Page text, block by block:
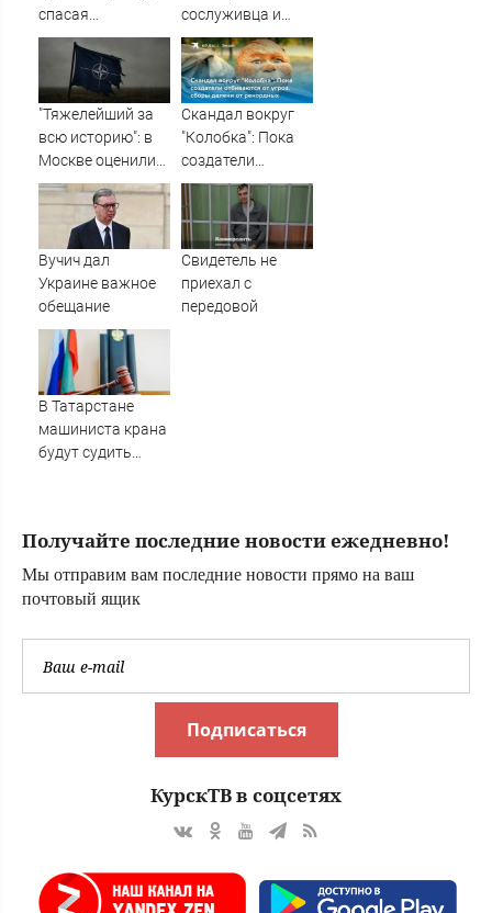
спасая
маленькую дочку
09/08/2026 –
Новости
сослуживца и
получил ранение
в зоне СВО
"Тяжелейший за
всю историю": в
Москве оценили
масштаб кризиса
в НАТО
Скандал вокруг
"Колобка": Пока
создатели
отбиваются от
угроз, сборы
далеки от
рекордных
Вучич дал
Украине важное
обещание
Свидетель не
приехал с
передовой
В Татарстане
машиниста крана
будут судить
09/08/2026 –
Получайте последние новости ежедневно!
Мы отправим вам последние новости прямо на ваш
почтовый ящик
Подписаться
КурскТВ в соцсетях